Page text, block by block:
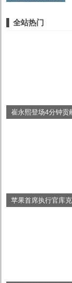
全站热门
崔永熙登场4分钟贡
苹果首席执行官库